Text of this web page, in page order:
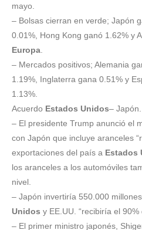
mayo.
– Bolsas cierran en verde; Japón
0.01%, Hong Kong ganó 1.62% y
Europa
– Mercados positivos; Alemania
1.19%, Inglaterra gana 0.51% y
1.13%.
Acuerdo Estados Unidos– Japón.
– El presidente Trump anunció el
con Japón que incluye aranceles
exportaciones del país a Estados
los aranceles a los automóviles
nivel.
– Japón invertiría 550.000
Unidos y EE.UU. “recibiría el 90%
– El primer ministro japonés,